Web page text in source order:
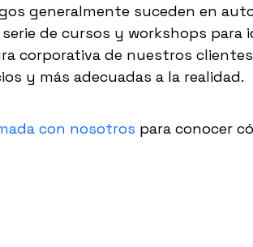
generalmente suceden en
de cursos y workshops
corporativa de nuestros
y más adecuadas a la realidad.
con nosotros para conocer